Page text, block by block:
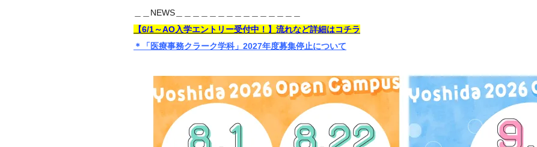
＿＿NEWS＿＿＿＿＿＿＿＿＿＿＿＿＿＿＿
【6/1～AO入学エントリー受付中！】 流れなど詳細はコチラ
＊「医療事務クラーク学科」2027年度募集停止について